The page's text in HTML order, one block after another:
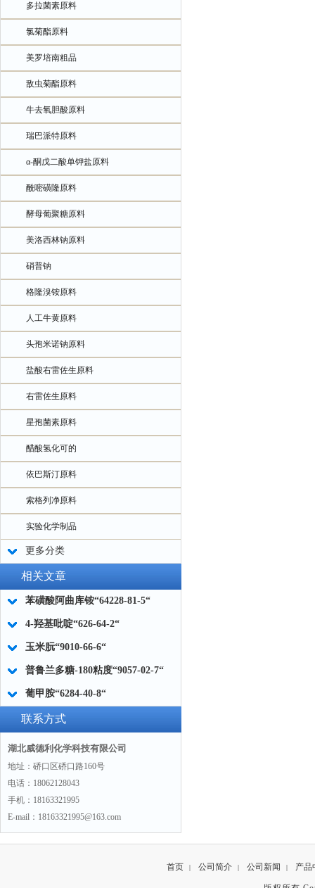
多拉菌素原料
氯菊酯原料
美罗培南粗品
敌虫菊酯原料
牛去氧胆酸原料
瑞巴派特原料
α-酮戊二酸单钾盐原料
酰嘧磺隆原料
酵母葡聚糖原料
美洛西林钠原料
硝普钠
格隆溴铵原料
人工牛黄原料
头孢米诺钠原料
盐酸右雷佐生原料
右雷佐生原料
星孢菌素原料
醋酸氢化可的
依巴斯汀原料
索格列净原料
实验化学制品
更多分类
相关文章
苯磺酸阿曲库铵“64228-81-5“
4-羟基吡啶“626-64-2“
玉米朊“9010-66-6“
普鲁兰多糖-180粘度“9057-02-7“
葡甲胺“6284-40-8“
联系方式
湖北威德利化学科技有限公司
地址：硚口区硚口路160号
电话：18062128043
手机：18163321995
E-mail：18163321995@163.com
首页 | 公司简介 | 公司新闻 | 产品